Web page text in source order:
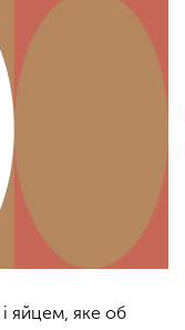
яйцем, яке об